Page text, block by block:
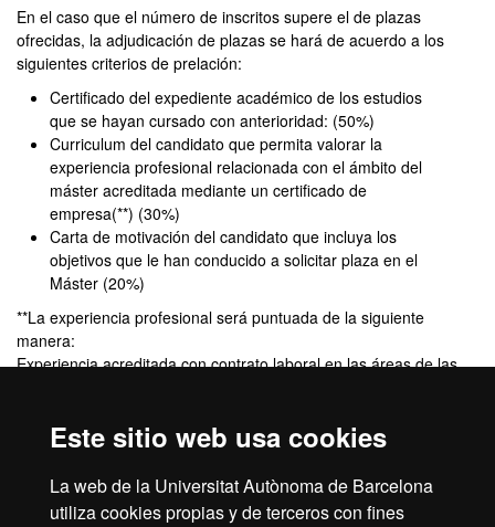
Este sitio web usa cookies
La web de la Universitat Autònoma de Barcelona
utiliza cookies propias y de terceros con fines
En el caso que el número de inscritos supere el de plazas
ofrecidas, la adjudicación de plazas se hará de acuerdo a los
siguientes criterios de prelación:
Certificado del expediente académico de los estudios
que se hayan cursado con anterioridad: (50%)
Curriculum del candidato que permita valorar la
experiencia profesional relacionada con el ámbito del
máster acreditada mediante un certificado de
empresa(**) (30%)
Carta de motivación del candidato que incluya los
objetivos que le han conducido a solicitar plaza en el
Máster (20%)
**La experiencia profesional será puntuada de la siguiente
manera:
Experiencia acreditada con contrato laboral en las áreas de las
Entre un año de experiencia y 5 años: 10%
Más de 10 años de experiencia acreditada: 30%